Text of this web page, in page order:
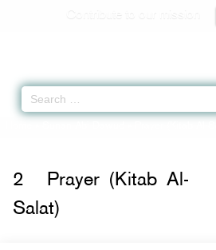
2
Prayer (Kitab Al-
Salat)